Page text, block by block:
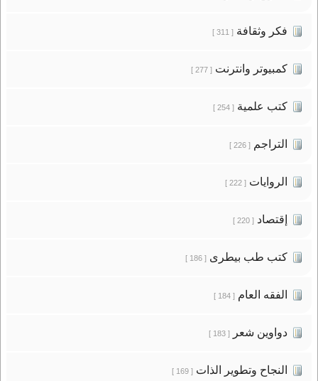
فكر وثقافة[ 311 ]
كمبيوتر وانترنت[ 277 ]
كتب علمية[ 254 ]
التراجم[ 226 ]
الروايات[ 222 ]
إقتصاد[ 220 ]
كتب طب بيطرى[ 186 ]
الفقه العام[ 184 ]
دواوين شعر[ 183 ]
النجاح وتطوير الذات[ 169 ]